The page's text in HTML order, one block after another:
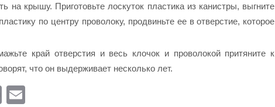
на крышу. Приготовьте лоскуток пластика из канистры, выгните
по центру проволоку, продвиньте ее в отверстие, которое
край отверстия и весь клочок и проволокой притяните к
что он выдерживает несколько лет.
Pr